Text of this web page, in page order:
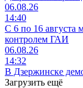
06.08.26
14:40
С 6 по 16 августа
контролем ГАИ
06.08.26
14:32
В Дзержинске
Загрузить ещё